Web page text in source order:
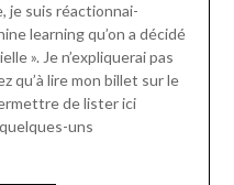
je suis réactionnai-
learning qu’on a décidé
». Je n’expliquerai pas
qu’à lire mon billet sur le
de lister ici
uns